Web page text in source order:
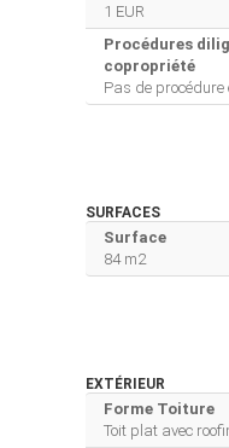
1 EUR
Procédures
copropriété
Pas de procédure
SURFACES
Surface
84 m2
EXTÉRIEUR
Forme Toiture
Toit plat avec